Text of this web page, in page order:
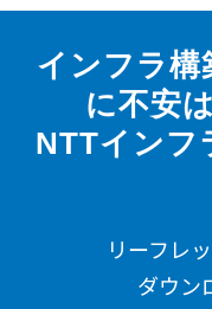
インフラ構
に不安
NTTインフ
リーフレ
ダウン